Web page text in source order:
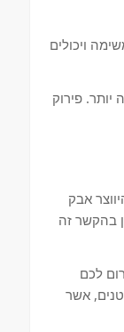
ויכולים
פירוק
אבק
בהקשר זה
לכם
אשר